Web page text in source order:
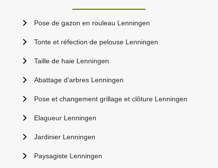
Pose de gazon en rouleau Lenningen
Tonte et réfection de pelouse Lenningen
Taille de haie Lenningen
Abattage d'arbres Lenningen
Pose et changement grillage et clôture Lenningen
Elagueur Lenningen
Jardinier Lenningen
Paysagiste Lenningen